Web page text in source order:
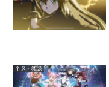
ネタ・雑談